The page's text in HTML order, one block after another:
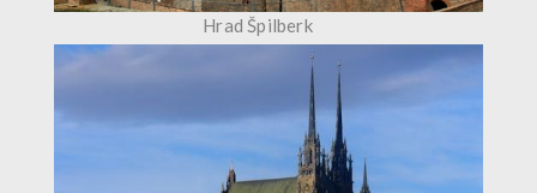
Hrad Špilberk